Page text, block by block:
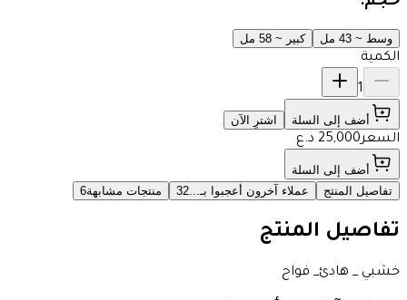
وسط ~ 43 مل كبير ~ 58 مل
الكمية
1
أضف إلى السلة اشترِ الآن
السعر25,000 د.ع
أضف إلى السلة
تفاصيل المنتج
عملاء آخرون أعجبوا بـ...32 منتجات مشابهة6
تفاصيل المنتج
خشبي _ هادئ_ فواح